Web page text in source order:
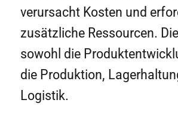
verursacht Kosten und
zusätzliche Ressourcen.
sowohl die
die Produktion,
Logistik.